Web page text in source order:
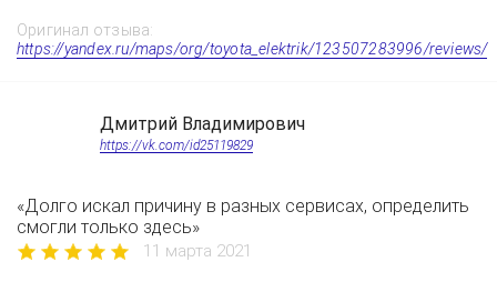
Оригинал отзыва:
https://yandex.ru/maps/org/toyota_elektrik/123507283996/reviews/
Дмитрий Владимирович
https://vk.com/id25119829
«Долго искал причину в разных сервисах, определить
смогли только здесь»
11 марта 2021